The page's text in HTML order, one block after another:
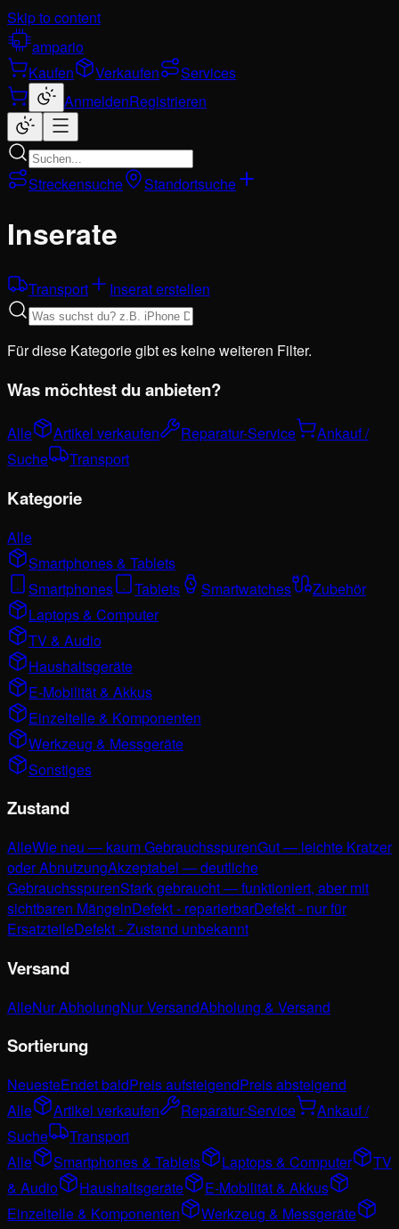
Skip to content
ampario
Kaufen
Verkaufen
Services
AnmeldenRegistrieren
Streckensuche Standortsuche
Inserate
Transport Inserat erstellen
Für diese Kategorie gibt es keine weiteren Filter.
Was möchtest du anbieten?
Alle Artikel verkaufen Reparatur-Service
Ankauf /
Suche
Transport
Kategorie
Alle
Smartphones & Tablets
Smartphones
Tablets Smartwatches
Zubehör
Laptops & Computer
TV & Audio
Haushaltsgeräte
E-Mobilität & Akkus
Einzelteile & Komponenten
Werkzeug & Messgeräte
Sonstiges
Zustand
AlleWie neu — kaum GebrauchsspurenGut — leichte Kratzer
oder AbnutzungAkzeptabel — deutliche
GebrauchsspurenStark gebraucht — funktioniert, aber mit
sichtbaren MängelnDefekt - reparierbarDefekt - nur für
ErsatzteileDefekt - Zustand unbekannt
Versand
AlleNur AbholungNur VersandAbholung & Versand
Sortierung
NeuesteEndet baldPreis aufsteigendPreis absteigend
Alle
Artikel verkaufen Reparatur-Service
Ankauf /
Suche
Transport
Alle
Smartphones & Tablets Laptops & Computer
TV
& Audio
Haushaltsgeräte
E-Mobilität & Akkus
Einzelteile & Komponenten
Werkzeug & Messgeräte